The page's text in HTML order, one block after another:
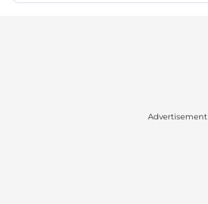
Advertisement